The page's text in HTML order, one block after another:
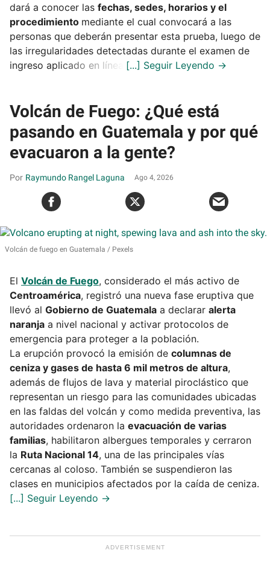
dará a conocer las fechas, sedes, horarios y el
procedimiento mediante el cual convocará a las
personas que deberán presentar esta prueba, luego de
las irregularidades detectadas durante el examen de
ingreso aplicado en línea.
Volcán de Fuego: ¿Qué está
pasando en Guatemala y por qué
evacuaron a la gente?
Raymundo Rangel Laguna Ago 4, 2026
Volcán de fuego en Guatemala Pexels
El Volcán de Fuego, considerado el más activo de
Centroamérica, registró una nueva fase eruptiva que
llevó al Gobierno de Guatemala a declarar alerta
naranja a nivel nacional y activar protocolos de
emergencia para proteger a la población.
La erupción provocó la emisión de columnas de
ceniza y gases de hasta 6 mil metros de altura,
además de flujos de lava y material piroclástico que
representan un riesgo para las comunidades ubicadas
en las faldas del volcán y como medida preventiva, las
autoridades ordenaron la evacuación de varias
familias, habilitaron albergues temporales y cerraron
la Ruta Nacional 14, una de las principales vías
cercanas al coloso. También se suspendieron las
clases en municipios afectados por la caída de ceniza.